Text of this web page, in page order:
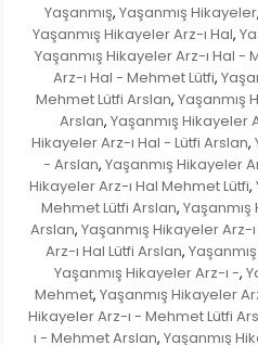
Yaşanmış, Yaşanmış Hikayeler,
Yaşanmış Hikayeler Arz-ı Hal,
Yaşanmış Hikayeler Arz-ı Hal -
Arz-ı Hal - Mehmet Lütfi,
Mehmet Lütfi Arslan, Yaşanmış
Arslan, Yaşanmış Hikayeler
Hikayeler Arz-ı Hal - Lütfi Arslan,
- Arslan, Yaşanmış Hikayeler
Hikayeler Arz-ı Hal Mehmet Lütfi,
Mehmet Lütfi Arslan,
Arslan, Yaşanmış Hikayeler Arz-ı
Arz-ı Hal Lütfi Arslan,
Yaşanmış Hikayeler Arz-ı -,
Mehmet, Yaşanmış Hikayeler
Hikayeler Arz-ı - Mehmet Lütfi
ı - Mehmet Arslan, Yaşanmış